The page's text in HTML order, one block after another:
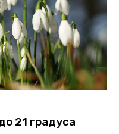
21 градуса